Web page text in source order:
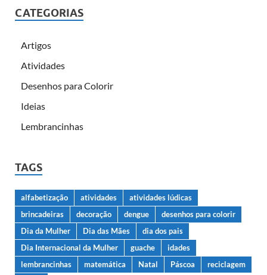
CATEGORIAS
Artigos
Atividades
Desenhos para Colorir
Ideias
Lembrancinhas
TAGS
alfabetização atividades
atividades lúdicas
brincadeiras
decoração dengue
desenhos para colorir
Dia da Mulher
Dia das Mães
dia dos pais
Dia Internacional da Mulher
guache
idades
lembrancinhas
matemática Natal Páscoa
reciclagem